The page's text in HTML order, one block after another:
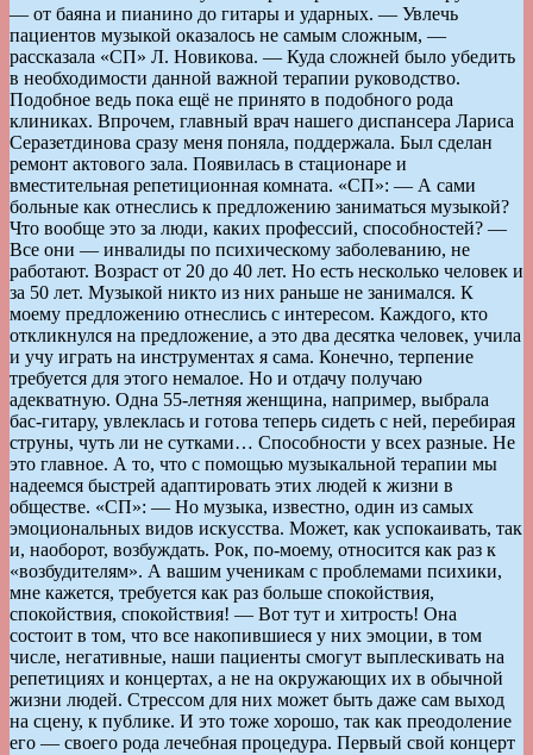
— от баяна и пианино до гитары и ударных. — Увлечь
пациентов музыкой оказалось не самым сложным, —
рассказала «СП» Л. Новикова. — Куда сложней было убедить
в необходимости данной важной терапии руководство.
Подобное ведь пока ещё не принято в подобного рода
клиниках. Впрочем, главный врач нашего диспансера Лариса
Серазетдинова сразу меня поняла, поддержала. Был сделан
ремонт актового зала. Появилась в стационаре и
вместительная репетиционная комната. «СП»: — А сами
больные как отнеслись к предложению заниматься музыкой?
Что вообще это за люди, каких профессий, способностей? —
Все они — инвалиды по психическому заболеванию, не
работают. Возраст от 20 до 40 лет. Но есть несколько человек и
за 50 лет. Музыкой никто из них раньше не занимался. К
моему предложению отнеслись с интересом. Каждого, кто
откликнулся на предложение, а это два десятка человек, учила
и учу играть на инструментах я сама. Конечно, терпение
требуется для этого немалое. Но и отдачу получаю
адекватную. Одна 55-летняя женщина, например, выбрала
бас-гитару, увлеклась и готова теперь сидеть с ней, перебирая
струны, чуть ли не сутками… Способности у всех разные. Не
это главное. А то, что с помощью музыкальной терапии мы
надеемся быстрей адаптировать этих людей к жизни в
обществе. «СП»: — Но музыка, известно, один из самых
эмоциональных видов искусства. Может, как успокаивать, так
и, наоборот, возбуждать. Рок, по-моему, относится как раз к
«возбудителям». А вашим ученикам с проблемами психики,
мне кажется, требуется как раз больше спокойствия,
спокойствия, спокойствия! — Вот тут и хитрость! Она
состоит в том, что все накопившиеся у них эмоции, в том
числе, негативные, наши пациенты смогут выплескивать на
репетициях и концертах, а не на окружающих их в обычной
жизни людей. Стрессом для них может быть даже сам выход
на сцену, к публике. И это тоже хорошо, так как преодоление
его — своего рода лечебная процедура. Первый свой концерт